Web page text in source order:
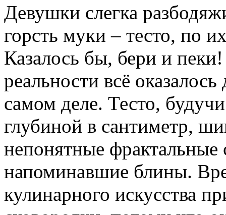
Девушки слегка
горсть муки – тесто, по
Казалось бы, бери и
реальности всё
самом деле. Тесто,
глубиной в сантиметр,
непонятные
напоминавшие блины.
кулинарного искусства